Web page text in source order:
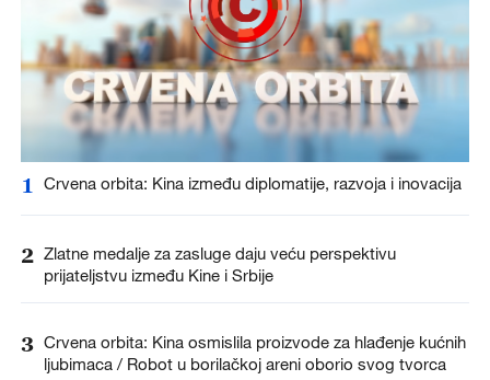
1 Crvena orbita: Kina između diplomatije, razvoja i inovacija
2 Zlatne medalje za zasluge daju veću perspektivu
prijateljstvu između Kine i Srbije
3 Crvena orbita: Kina osmislila proizvode za hlađenje kućnih
ljubimaca / Robot u borilačkoj areni oborio svog tvorca